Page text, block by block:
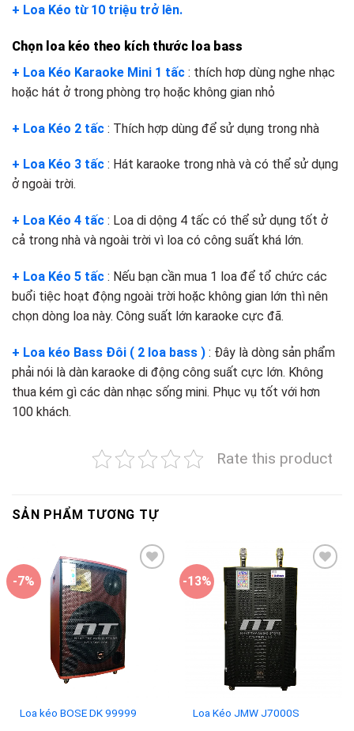
+ Loa Kéo từ 10 triệu trở lên.
Chọn loa kéo theo kích thước loa bass
+ Loa Kéo Karaoke Mini 1 tấc : thích hơp dùng nghe nhạc
hoặc hát ở trong phòng trọ hoặc không gian nhỏ
+ Loa Kéo 2 tấc : Thích hợp dùng để sử dụng trong nhà
+ Loa Kéo 3 tấc : Hát karaoke trong nhà và có thể sử dụng
ở ngoài trời.
+ Loa Kéo 4 tấc : Loa di dộng 4 tấc có thể sử dụng tốt ở
cả trong nhà và ngoài trời vì loa có công suất khá lớn.
+ Loa Kéo 5 tấc : Nếu bạn cần mua 1 loa để tổ chức các
buổi tiệc hoạt động ngoài trời hoặc không gian lớn thì nên
chọn dòng loa này. Công suất lớn karaoke cực đã.
+ Loa kéo Bass Đôi ( 2 loa bass ) : Đây là dòng sản phẩm
phải nói là dàn karaoke di động công suất cực lớn. Không
thua kém gì các dàn nhạc sống mini. Phục vụ tốt với hơn
100 khách.
Rate this product
SẢN PHẨM TƯƠNG TỰ
-7%
Loa kéo BOSE DK 99999
-13%
Loa Kéo JMW J7000S